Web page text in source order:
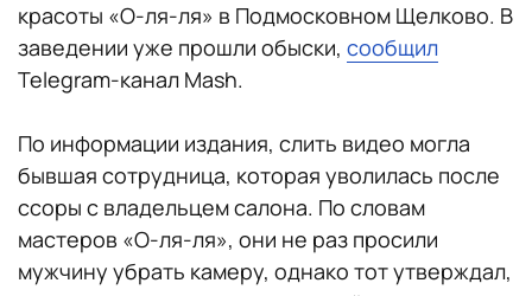
красоты «О-ля-ля» в Подмосковном Щелково. В
заведении уже прошли обыски, сообщил
Telegram-канал Mash.
По информации издания, слить видео могла
бывшая сотрудница, которая уволилась после
ссоры с владельцем салона. По словам
мастеров «О-ля-ля», они не раз просили
мужчину убрать камеру, однако тот утверждал,